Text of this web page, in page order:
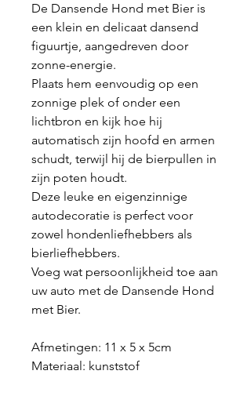
De Dansende Hond met Bier is
een klein en delicaat dansend
figuurtje, aangedreven door
zonne-energie.
Plaats hem eenvoudig op een
zonnige plek of onder een
lichtbron en kijk hoe hij
automatisch zijn hoofd en armen
schudt, terwijl hij de bierpullen in
zijn poten houdt.
Deze leuke en eigenzinnige
autodecoratie is perfect voor
zowel hondenliefhebbers als
bierliefhebbers.
Voeg wat persoonlijkheid toe aan
uw auto met de Dansende Hond
met Bier.
Afmetingen: 11 x 5 x 5cm
Materiaal: kunststof